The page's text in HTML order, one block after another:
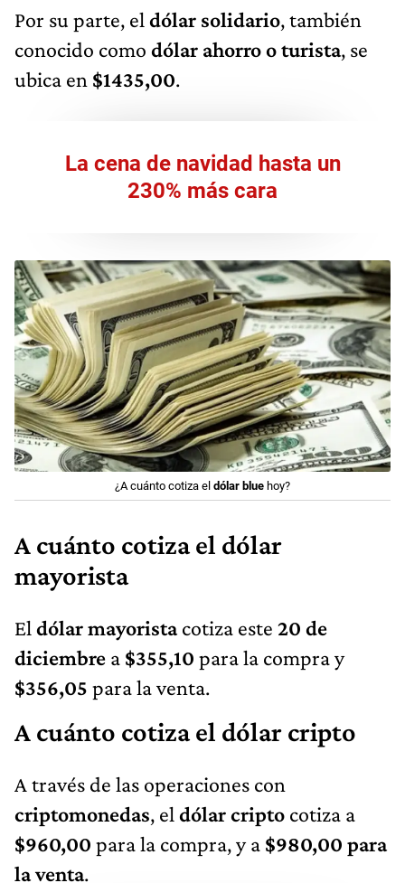
Por su parte, el dólar solidario, también
conocido como dólar ahorro o turista, se
ubica en $1435,00.
La cena de navidad hasta un
230% más cara
¿A cuánto cotiza el dólar blue hoy?
A cuánto cotiza el dólar
mayorista
El dólar mayoristacotiza este 20 de
diciembre a $355,10 para la compra y
$356,05 para la venta.
A cuánto cotiza el dólar cripto
A través de las operaciones con
criptomonedas, el dólar cripto cotiza a
$960,00 para la compra, y a $980,00 para
la venta.